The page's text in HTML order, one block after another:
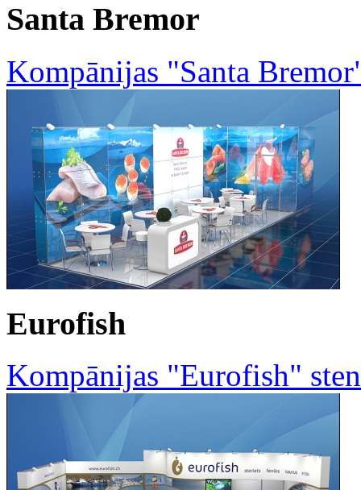
Santa Bremor
Kompānijas "Santa
Eurofish
Kompānijas "Eurofish"